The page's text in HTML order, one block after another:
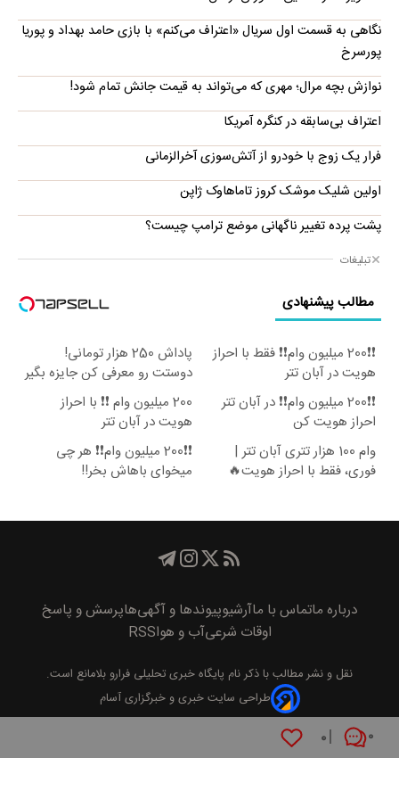
۰ ۰
نگاهی به قسمت اول سریال «اعتراف می‌کنم» با بازی حامد بهداد و پوریا
پورسرخ
نوازش بچه مرال؛ مهری که می‌تواند به قیمت جانش تمام شود!
اعتراف بی‌سابقه در کنگره آمریکا
فرار یک زوج با خودرو از آتش‌سوزی آخرالزمانی
اولین شلیک موشک کروز تاماهاوک ژاپن
پشت پرده تغییر ناگهانی موضع ترامپ چیست؟
تبلیغات
مطالب پیشنهادی
❗❗200 میلیون وام❗❗ فقط با احراز
هویت در آبان تتر
پاداش 250 هزار تومانی!
دوستت رو معرفی کن جایزه بگیر
😍
❗❗200 میلیون وام❗❗ در آبان تتر
احراز هویت کن
200 میلیون وام ❗❗ با احراز
هویت در آبان تتر
وام 100 هزار تتری آبان تتر |
فوری، فقط با احراز هویت🔥
❗❗200 میلیون وام❗❗ هر چی
میخوای باهاش بخر!!
درباره ماتماس با ماآرشیوپیوند‌ها و آگهی‌هاپرسش و پاسخ
اوقات شرعیآب و هواRSS
نقل و نشر مطالب با ذکر نام پايگاه خبری تحليلی فرارو بلامانع است.
طراحی سایت خبری و خبرگزاری آسام